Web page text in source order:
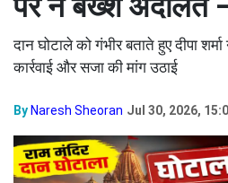
राम मंदिर दान